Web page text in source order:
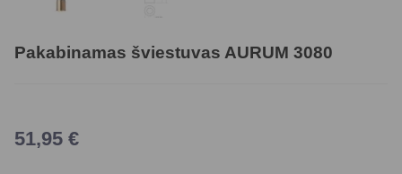
Pakabinamas šviestuvas AURUM 3080
51,95 €